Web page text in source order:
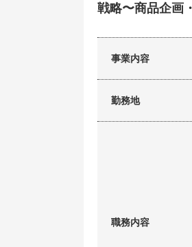
戦略〜商品企画
事業内容
勤務地
職務内容